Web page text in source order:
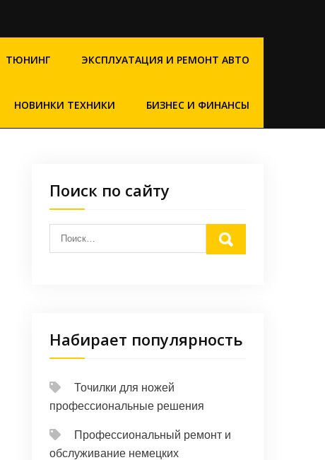
ТЮНИНГ ЭКСПЛУАТАЦИЯ И РЕМОНТ АВТО
НОВИНКИ ТЕХНИКИ БИЗНЕС И ФИНАНСЫ
Поиск по сайту
Набирает популярность
Точилки для ножей
профессиональные решения
Профессиональный ремонт и
обслуживание немецких